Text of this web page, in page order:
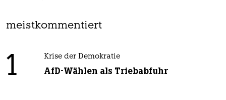
meistkommentiert
1 Krise der Demokratie
AfD-Wählen als Triebabfuhr